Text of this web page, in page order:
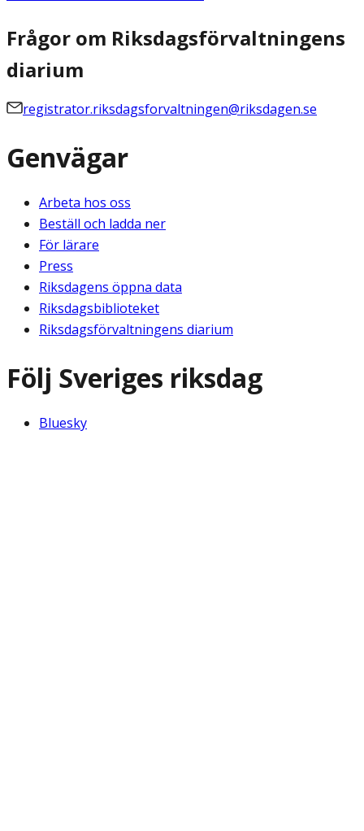
Frågor om Riksdagsförvaltningens
diarium
registrator.riksdagsforvaltningen@riksdagen.se
Genvägar
Arbeta hos oss
Beställ och ladda ner
För lärare
Press
Riksdagens öppna data
Riksdagsbiblioteket
Riksdagsförvaltningens diarium
Följ Sveriges riksdag
Bluesky